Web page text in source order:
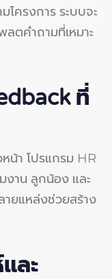
โครงการ ระบบจะ
ตคำถามที่เหมาะ
ที่
น้า โปรแกรม HR
งาน ลูกน้อง และ
ยแหล่งช่วยสร้าง
ละ